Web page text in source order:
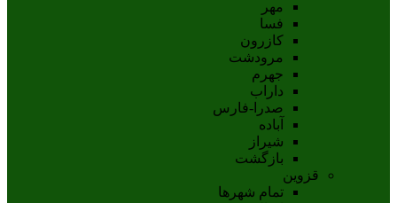
مهر
فسا
کازرون
مرودشت
جهرم
داراب
صدرا-فارس
آباده
شيراز
بازگشت
قزوین
تمام شهر‌ها